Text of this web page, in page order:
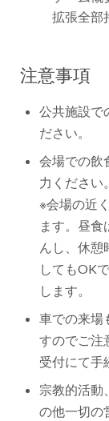
拡張全部
注意事項
公共施設で
ださい。
会場での飲
力ください。
※会場の近
ます。昼食
んし、休憩
してもOK
します。
車での来場
すのでご注
受付にて手
宗教的活動
の他一切の